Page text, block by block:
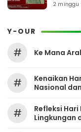
2 minggu
Y-OUR
# Ke Mana
#
Kenaikan
Nasional
#
Refleksi
Lingkungan